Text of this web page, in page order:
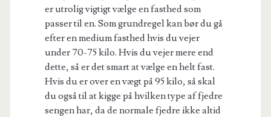
er utrolig vigtigt vælge en fasthed som
passer til en. Som grundregel kan bør du gå
efter en medium fasthed hvis du vejer
under 70-75 kilo. Hvis du vejer mere end
dette, så er det smart at vælge en helt fast.
Hvis du er over en vægt på 95 kilo, så skal
du også til at kigge på hvilken type af fjedre
sengen har, da de normale fjedre ikke altid